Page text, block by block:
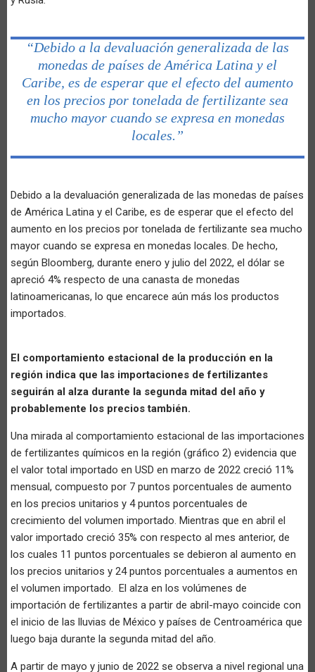
“Debido a la devaluación generalizada de las
monedas de países de América Latina y el
Caribe, es de esperar que el efecto del aumento
en los precios por tonelada de fertilizante sea
mucho mayor cuando se expresa en monedas
locales.”
Debido a la devaluación generalizada de las monedas de países
de América Latina y el Caribe, es de esperar que el efecto del
aumento en los precios por tonelada de fertilizante sea mucho
mayor cuando se expresa en monedas locales. De hecho,
según Bloomberg, durante enero y julio del 2022, el dólar se
apreció 4% respecto de una canasta de monedas
latinoamericanas, lo que encarece aún más los productos
importados.
El comportamiento estacional de la producción en la
región indica que las importaciones de fertilizantes
seguirán al alza durante la segunda mitad del año y
probablemente los precios también.
Una mirada al comportamiento estacional de las importaciones
de fertilizantes químicos en la región (gráfico 2) evidencia que
el valor total importado en USD en marzo de 2022 creció 11%
mensual, compuesto por 7 puntos porcentuales de aumento
en los precios unitarios y 4 puntos porcentuales de
crecimiento del volumen importado. Mientras que en abril el
valor importado creció 35% con respecto al mes anterior, de
los cuales 11 puntos porcentuales se debieron al aumento en
los precios unitarios y 24 puntos porcentuales a aumentos en
el volumen importado. El alza en los volúmenes de
importación de fertilizantes a partir de abril-mayo coincide con
el inicio de las lluvias de México y países de Centroamérica que
luego baja durante la segunda mitad del año.
A partir de mayo y junio de 2022 se observa a nivel regional una